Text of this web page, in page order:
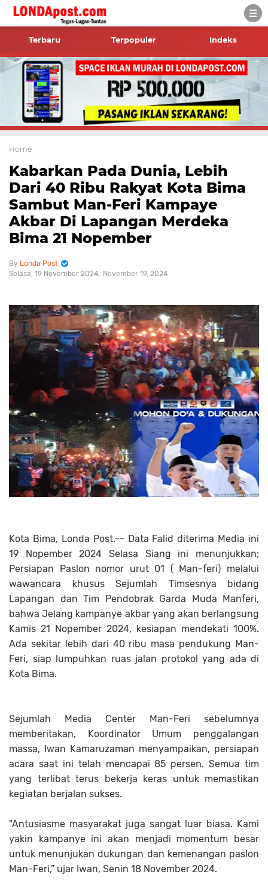
Terbaru Terpopuler Indeks
Home
Kabarkan Pada Dunia, Lebih
Dari 40 Ribu Rakyat Kota Bima
Sambut Man-Feri Kampaye
Akbar Di Lapangan Merdeka
Bima 21 Nopember
Londa Post
Selasa, 19 November 2024
November 19, 2024
Kota Bima, Londa Post.-- Data Falid diterima Media ini
19 Nopember 2024 Selasa Siang ini menunjukkan;
Persiapan Paslon nomor urut 01 ( Man-feri) melalui
wawancara khusus Sejumlah Timsesnya bidang
Lapangan dan Tim Pendobrak Garda Muda Manferi,
bahwa Jelang kampanye akbar yang akan berlangsung
Kamis 21 Nopember 2024, kesiapan mendekati 100%.
Ada sekitar lebih dari 40 ribu masa pendukung Man-
Feri, siap lumpuhkan ruas jalan protokol yang ada di
Kota Bima.
Sejumlah Media Center Man-Feri sebelumnya
memberitakan, Koordinator Umum penggalangan
massa, Iwan Kamaruzaman menyampaikan, persiapan
acara saat ini telah mencapai 85 persen. Semua tim
yang terlibat terus bekerja keras untuk memastikan
kegiatan berjalan sukses.
"Antusiasme masyarakat juga sangat luar biasa. Kami
yakin kampanye ini akan menjadi momentum besar
untuk menunjukan dukungan dan kemenangan paslon
Man-Feri,” ujar Iwan, Senin 18 November 2024.